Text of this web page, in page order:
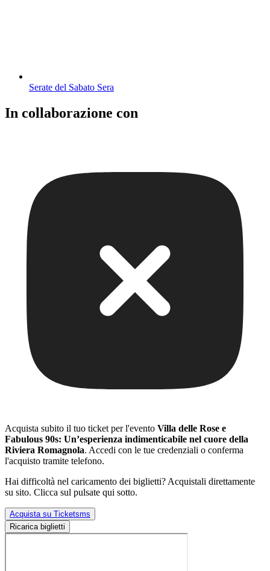
Serate del Sabato Sera
In collaborazione con
Acquista subito il tuo ticket per l'evento Villa delle Rose e
Fabulous 90s: Un’esperienza indimenticabile nel cuore della
Riviera Romagnola. Accedi con le tue credenziali o conferma
l'acquisto tramite telefono.
Hai difficoltà nel caricamento dei biglietti? Acquistali direttamente
su sito. Clicca sul pulsate qui sotto.
Acquista su Ticketsms
Ricarica biglietti